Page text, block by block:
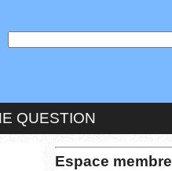
QUESTION
Espace membre